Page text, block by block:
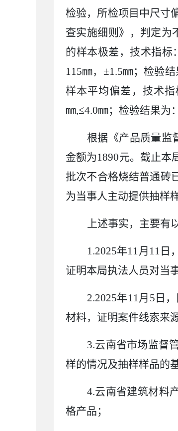
检验，所检项目中尺寸
查实施细则》，判定为
的样本极差，技术指标
115㎜，±1.5㎜；检验
样本平均偏差，技术
㎜,≤4.0㎜；检验结果为：
根据《产品质量监
金额为1890元。截止本
批次不合格烧结普通砖
为当事人主动提供抽
上述事实，主要有
1.2025年11月 11 日
证明本局执法人员对
2.2025年11月 5 日
材料，证明
3.云南省市场监督
样的情况及抽样样品的
4.云南省建筑材料
格产品